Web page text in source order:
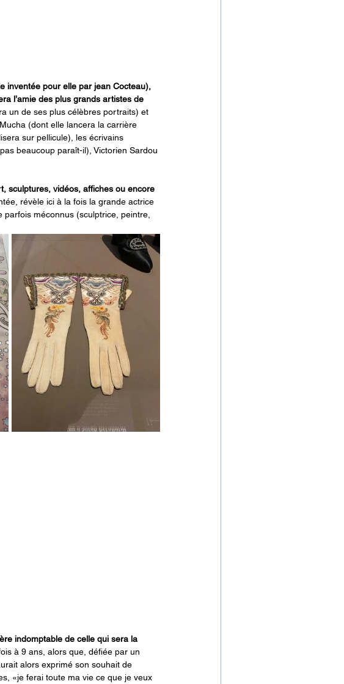
inventée pour elle par jean Cocteau),
l’amie des plus grands artistes de
un de ses plus célèbres portraits) et
(dont elle lancera la carrière
sur pellicule), les écrivains
beaucoup paraît-il), Victorien Sardou
sculptures, vidéos, affiches ou encore
révèle ici à la fois la grande actrice
parfois méconnus (sculptrice, peintre,
indomptable de celle qui sera la
à 9 ans, alors que, défiée par un
alors exprimé son souhait de
«je ferai toute ma vie ce que je veux